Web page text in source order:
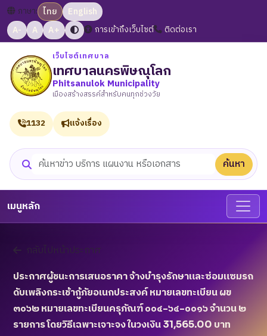
ภาษา: ไทย
English
A-
A A+ การเข้าถึงเว็บไซต์ ติดต่อเรา
เว็บไซต์เทศบาล
เทศบาลนครพิษณุโลก
Phitsanulok Municipality
เมืองสร้างสรรค์สำหรับคนทุกช่วงวัย
ค้นหาเว็บไซต์ ค้นหา
1132 แจ้งเรื่อง
เมนูหลัก
กลับไปหน้าประกาศ
ประกาศผู้ชนะการเสนอราคา จ้างบำรุงรักษาและซ่อมแซมรถ
ดับเพลิงกระเช้ากู้ภัยอเนกประสงค์ หมายเลขทะเบียน ผข
๓๐๖๒ หมายเลขทะเบียนครุภัณฑ์ ๐๐๔-๖๔-๐๐๑๖ จำนวน ๒
รายการ โดยวิธีเฉพาะเจาะจง ในวงเงิน 31,565.00 บาท